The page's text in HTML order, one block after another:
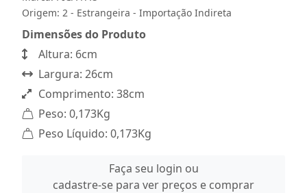
Origem: 2 - Estrangeira - Importação Indireta
Dimensões do Produto
Altura: 6cm
Largura: 26cm
Comprimento: 38cm
Peso: 0,173Kg
Peso Líquido: 0,173Kg
Faça seu login ou
cadastre-se para ver preços e comprar